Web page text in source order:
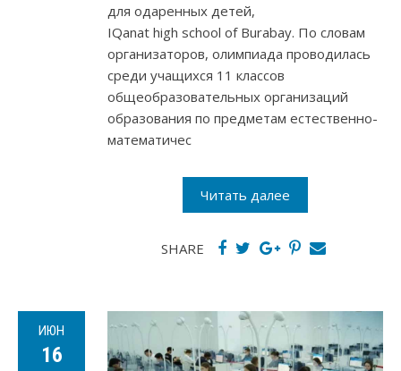
для одаренных детей,
ІQanat high school of Burabay. По словам
организаторов, олимпиада проводилась
среди учащихся 11 классов
общеобразовательных организаций
образования по предметам естественно-
математичес
Читать далее
SHARE
ИЮН
16